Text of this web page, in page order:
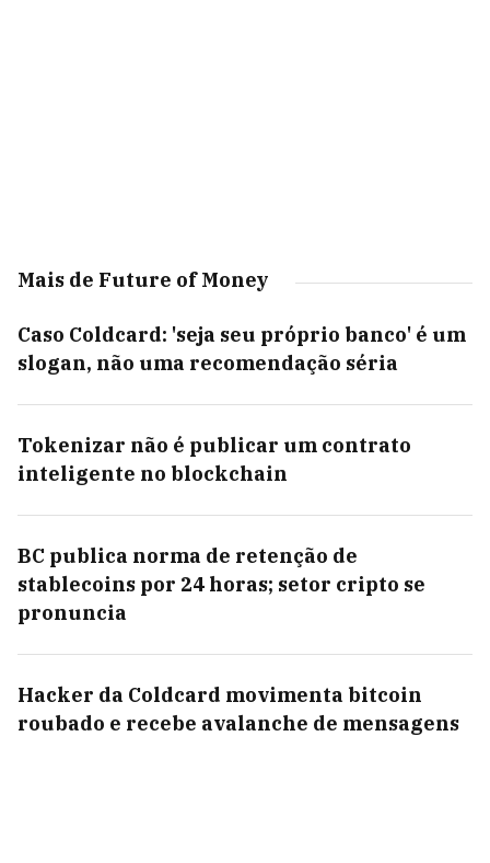
Mais de Future of Money
Caso Coldcard: 'seja seu próprio banco' é um
slogan, não uma recomendação séria
Tokenizar não é publicar um contrato
inteligente no blockchain
BC publica norma de retenção de
stablecoins por 24 horas; setor cripto se
pronuncia
Hacker da Coldcard movimenta bitcoin
roubado e recebe avalanche de mensagens